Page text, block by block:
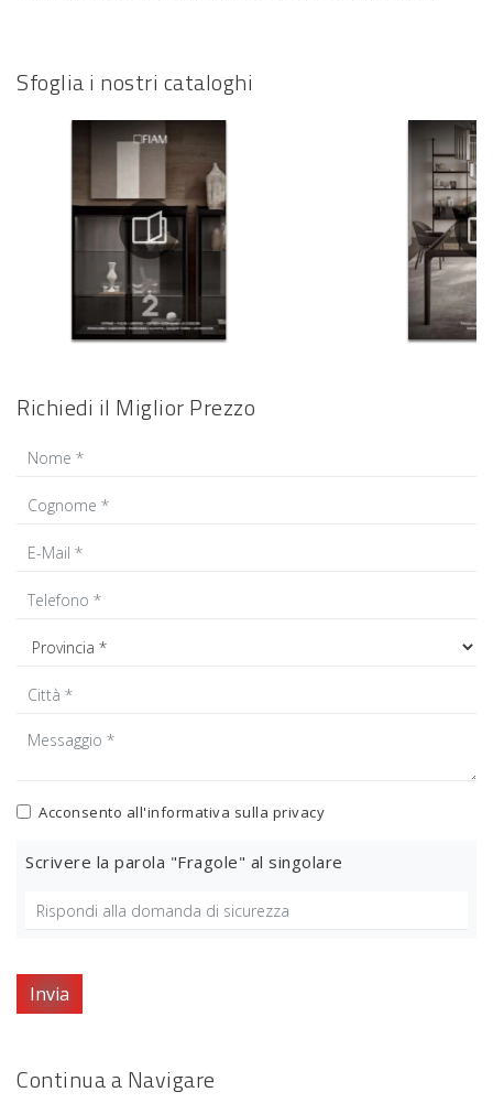
Sfoglia i nostri cataloghi
Richiedi il Miglior Prezzo
Acconsento all'informativa sulla privacy
Scrivere la parola "Fragole" al singolare
Invia
Continua a Navigare